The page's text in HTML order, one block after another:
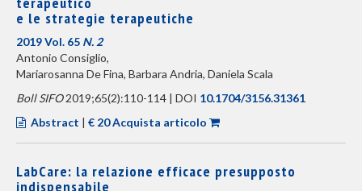
e le strategie terapeutiche
2019 Vol. 65 N. 2
Antonio Consiglio,
Mariarosanna De Fina, Barbara Andria, Daniela Scala
Boll SIFO2019;65(2):110-114 | DOI 10.1704/3156.31361
Abstract | € 20 Acquista articolo
LabCare: la relazione efficace presupposto
indispensabile